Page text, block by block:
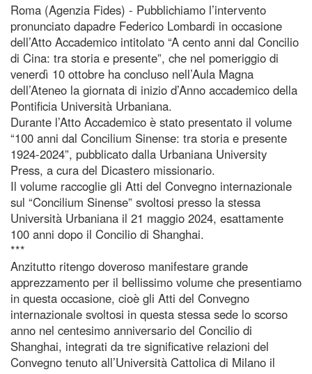
Roma (Agenzia Fides) - Pubblichiamo l’intervento
pronunciato dapadre Federico Lombardi in occasione
dell’Atto Accademico intitolato “A cento anni dal Concilio
di Cina: tra storia e presente”, che nel pomeriggio di
venerdì 10 ottobre ha concluso nell’Aula Magna
dell’Ateneo la giornata di inizio d’Anno accademico della
Pontificia Università Urbaniana.
Durante l’Atto Accademico è stato presentato il volume
“100 anni dal Concilium Sinense: tra storia e presente
1924-2024”, pubblicato dalla Urbaniana University
Press, a cura del Dicastero missionario.
Il volume raccoglie gli Atti del Convegno internazionale
sul “Concilium Sinense” svoltosi presso la stessa
Università Urbaniana il 21 maggio 2024, esattamente
100 anni dopo il Concilio di Shanghai.
***
Anzitutto ritengo doveroso manifestare grande
apprezzamento per il bellissimo volume che presentiamo
in questa occasione, cioè gli Atti del Convegno
internazionale svoltosi in questa stessa sede lo scorso
anno nel centesimo anniversario del Concilio di
Shanghai, integrati da tre significative relazioni del
Convegno tenuto all’Università Cattolica di Milano il